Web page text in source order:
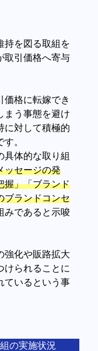
持を図る取組を
取引価格へ寄与
価格に転嫁でき
まう事態を避け
に対して積極的
。
具体的な取り組
ッセージの発
握」「ブランド
ブランドコンセ
みであると示唆
強化や販路拡大
けられることに
ているという事
の実施状況